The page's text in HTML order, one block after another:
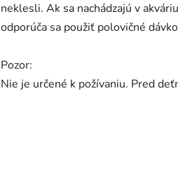
neklesli. Ak sa nachádzajú v
odporúča sa použiť polovičné
Pozor:
Nie je určené k požívaniu. Pred